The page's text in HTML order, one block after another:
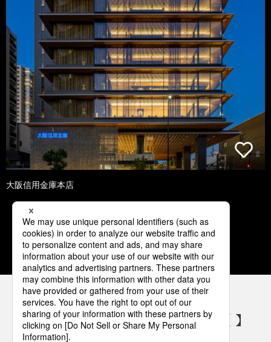
大阪信用金庫本店
1 2 3 4 5
パナソニックの電気設備 SNSアカウント